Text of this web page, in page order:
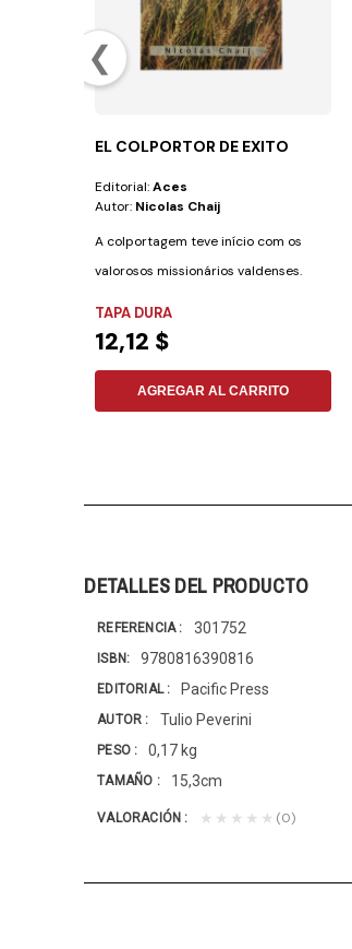
❮
EL COLPORTOR DE EXITO
Editorial:Aces
Autor: Nicolas Chaij
A colportagem teve início com os
valorosos missionários valdenses.
TAPA DURA
12,12 $
AGREGAR AL CARRITO
DETALLES DEL PRODUCTO
REFERENCIA 301752
ISBN 9780816390816
EDITORIAL Pacific Press
AUTOR Tulio Peverini
PESO 0,17 kg
TAMAÑO 15,3cm
VALORACIÓN ★★★★★ (0)